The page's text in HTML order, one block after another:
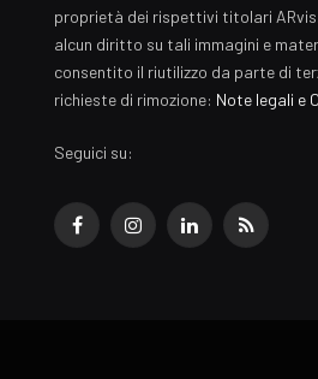
proprietà dei rispettivi titolari
alcun diritto su tali immagini e
consentito il riutilizzo da parte di
richieste di rimozione: Note legali e
Seguici su:
FacebookInstagramLinkedInRSS